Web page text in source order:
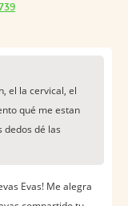
el la cervical, el
qué me estan
dedos dé las
Evas! Me alegra